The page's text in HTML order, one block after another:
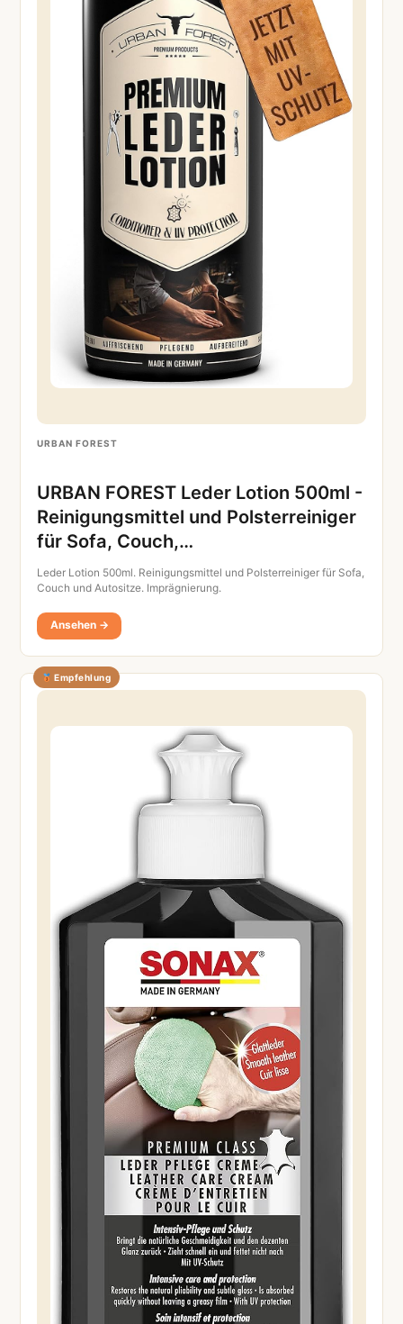
URBAN FOREST
URBAN FOREST Leder Lotion 500ml -
Reinigungsmittel und Polsterreiniger
für Sofa, Couch,…
Leder Lotion 500ml. Reinigungsmittel und Polsterreiniger für Sofa,
Couch und Autositze. Imprägnierung.
Ansehen →
Empfehlung